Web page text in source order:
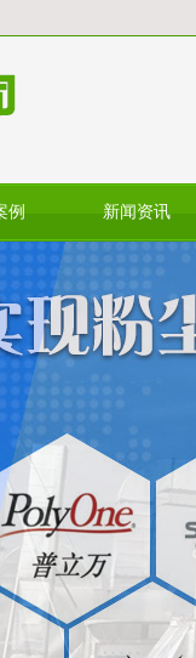
例 新闻资讯